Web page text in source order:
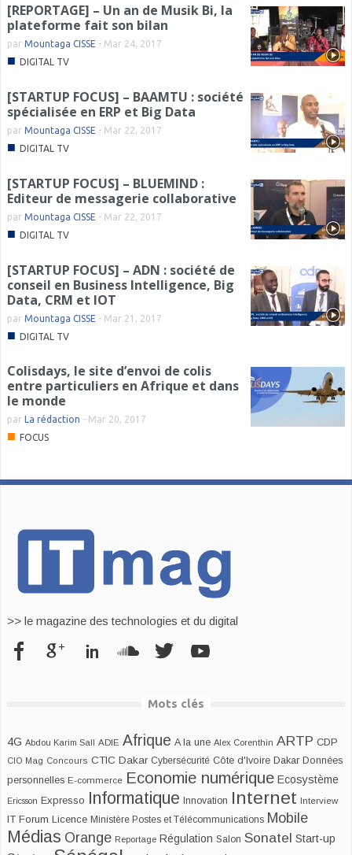
[REPORTAGE] – Un an de Musik Bi, la
plateforme fait son bilan
par Mountaga CISSE - Mar 24, 2017
■ DIGITAL TV
[STARTUP FOCUS] – BAAMTU : société
spécialisée en ERP et Big Data
par Mountaga CISSE - Mar 22, 2017
■ DIGITAL TV
[STARTUP FOCUS] – BLUEMIND :
Editeur de messagerie collaborative
par Mountaga CISSE - Mar 22, 2017
■ DIGITAL TV
[STARTUP FOCUS] – ADN : société de
conseil en Business Intelligence, Big
Data, CRM et IOT
par Mountaga CISSE - Mar 21, 2017
■ DIGITAL TV
Colisdays, le site d’envoi de colis
entre particuliers en Afrique et dans
le monde
par La rédaction - Mar 20, 2017
■ FOCUS
>> le magazine des technologies et du digital
Mots clés
4G Abdou Karim Sall ADIE Afrique A la une Alex Corenthin ARTP CDP
CIO Mag Concours CTIC Dakar Cybersécurité Côte d'Ivoire Dakar Données
personnelles E-commerce Economie numérique Ecosystème
Ericsson Expresso Informatique Innovation Internet Interview
IT Forum Licence Ministère Postes et Télécommunications Mobile
Médias Orange Reportage Régulation Salon Sonatel Start-up